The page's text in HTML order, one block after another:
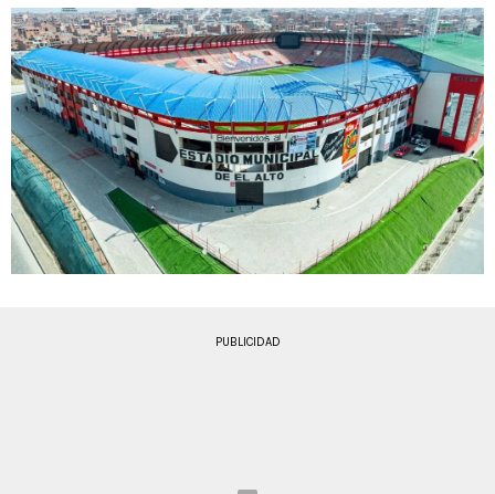
PUBLICIDAD